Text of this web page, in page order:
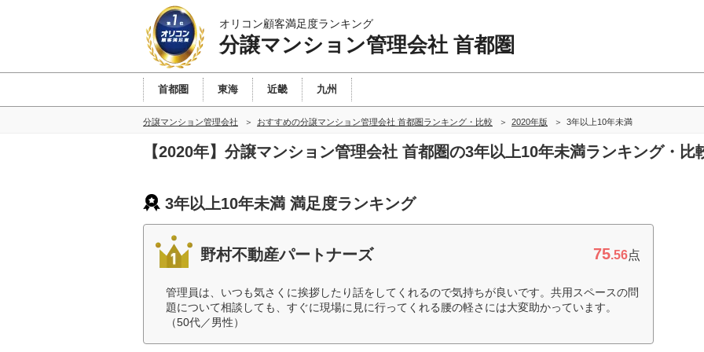
オリコン顧客満足度ランキング
分譲マンション管理会社 首都圏
首都圏 東海 近畿 九州
分譲マンション管理会社 おすすめの分譲マンション管理会社 首都圏ランキング・比較 2020年版 3年以上10年未満
【2020年】分譲マンション管理会社 首都圏の3年以上10年未満ランキング・比
3年以上10年未満 満足度ランキング
野村不動産パートナーズ 75.56点
管理員は、いつも気さくに挨拶したり話をしてくれるので気持ちが良いです。共用スペースの問
題について相談しても、すぐに現場に見に行ってくれる腰の軽さには大変助かっています。
（50代／男性）